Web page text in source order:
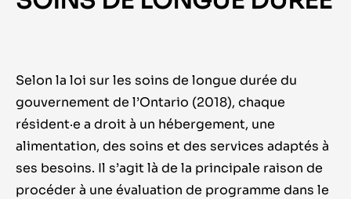
Selon la loi sur les soins de longue durée du
gouvernement de l’Ontario (2018), chaque
résident·e a droit à un hébergement, une
alimentation, des soins et des services adaptés à
ses besoins. Il s’agit là de la principale raison de
procéder à une évaluation de programme dans le